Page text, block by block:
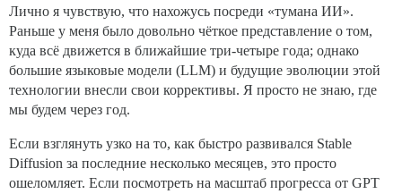
Лично я чувствую, что нахожусь посреди «тумана ИИ».
Раньше у меня было довольно чёткое представление о том,
куда всё движется в ближайшие три-четыре года; однако
большие языковые модели (LLM) и будущие эволюции этой
технологии внесли свои коррективы. Я просто не знаю, где
мы будем через год.
Если взглянуть узко на то, как быстро развивался Stable
Diffusion за последние несколько месяцев, это просто
ошеломляет. Если посмотреть на масштаб прогресса от GPT